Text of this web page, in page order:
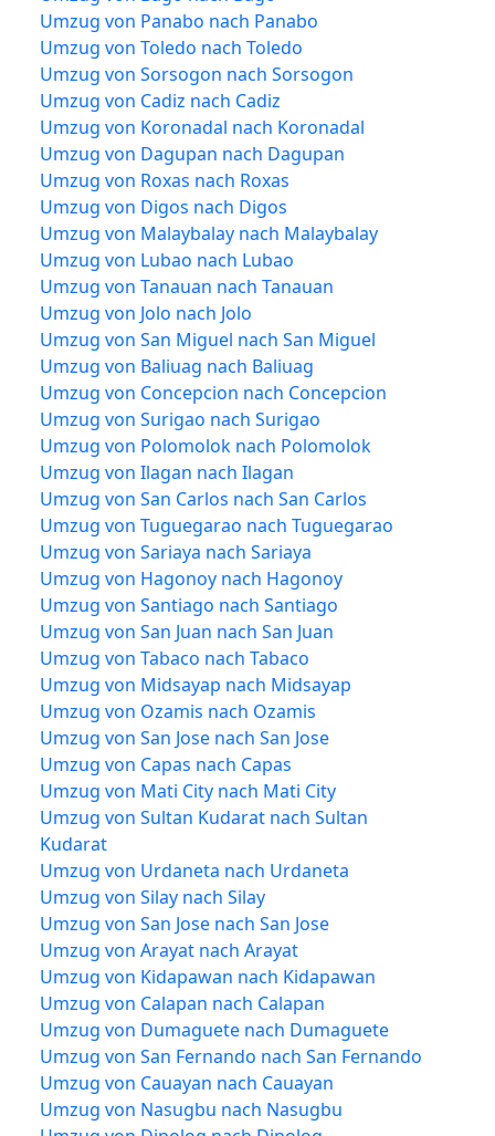
Umzug von Panabo nach Panabo
Umzug von Toledo nach Toledo
Umzug von Sorsogon nach Sorsogon
Umzug von Cadiz nach Cadiz
Umzug von Koronadal nach Koronadal
Umzug von Dagupan nach Dagupan
Umzug von Roxas nach Roxas
Umzug von Digos nach Digos
Umzug von Malaybalay nach Malaybalay
Umzug von Lubao nach Lubao
Umzug von Tanauan nach Tanauan
Umzug von Jolo nach Jolo
Umzug von San Miguel nach San Miguel
Umzug von Baliuag nach Baliuag
Umzug von Concepcion nach Concepcion
Umzug von Surigao nach Surigao
Umzug von Polomolok nach Polomolok
Umzug von Ilagan nach Ilagan
Umzug von San Carlos nach San Carlos
Umzug von Tuguegarao nach Tuguegarao
Umzug von Sariaya nach Sariaya
Umzug von Hagonoy nach Hagonoy
Umzug von Santiago nach Santiago
Umzug von San Juan nach San Juan
Umzug von Tabaco nach Tabaco
Umzug von Midsayap nach Midsayap
Umzug von Ozamis nach Ozamis
Umzug von San Jose nach San Jose
Umzug von Capas nach Capas
Umzug von Mati City nach Mati City
Umzug von Sultan Kudarat nach Sultan
Kudarat
Umzug von Urdaneta nach Urdaneta
Umzug von Silay nach Silay
Umzug von San Jose nach San Jose
Umzug von Arayat nach Arayat
Umzug von Kidapawan nach Kidapawan
Umzug von Calapan nach Calapan
Umzug von Dumaguete nach Dumaguete
Umzug von San Fernando nach San Fernando
Umzug von Cauayan nach Cauayan
Umzug von Nasugbu nach Nasugbu